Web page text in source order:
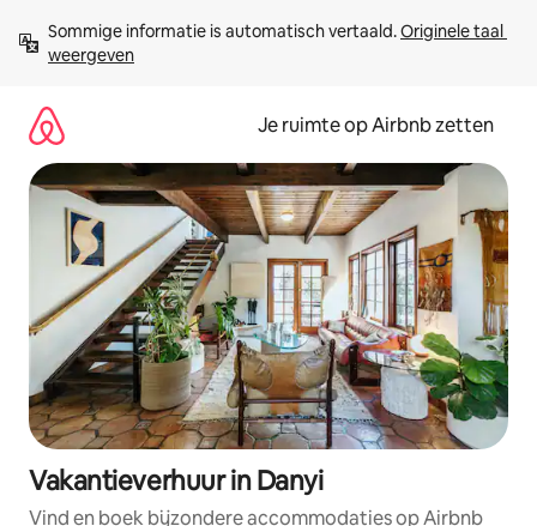
direct
naar
Sommige informatie is automatisch vertaald. Originele taal
weergeven
Je ruimte op Airbnb zetten
Vakantieverhuur in Danyi
Vind en boek bijzondere accommodaties op Airbnb